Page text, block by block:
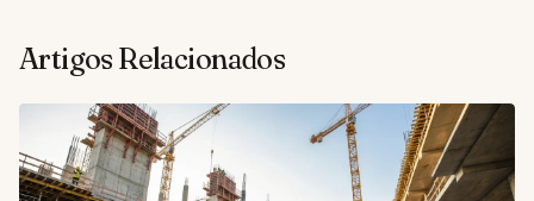
Artigos Relacionados